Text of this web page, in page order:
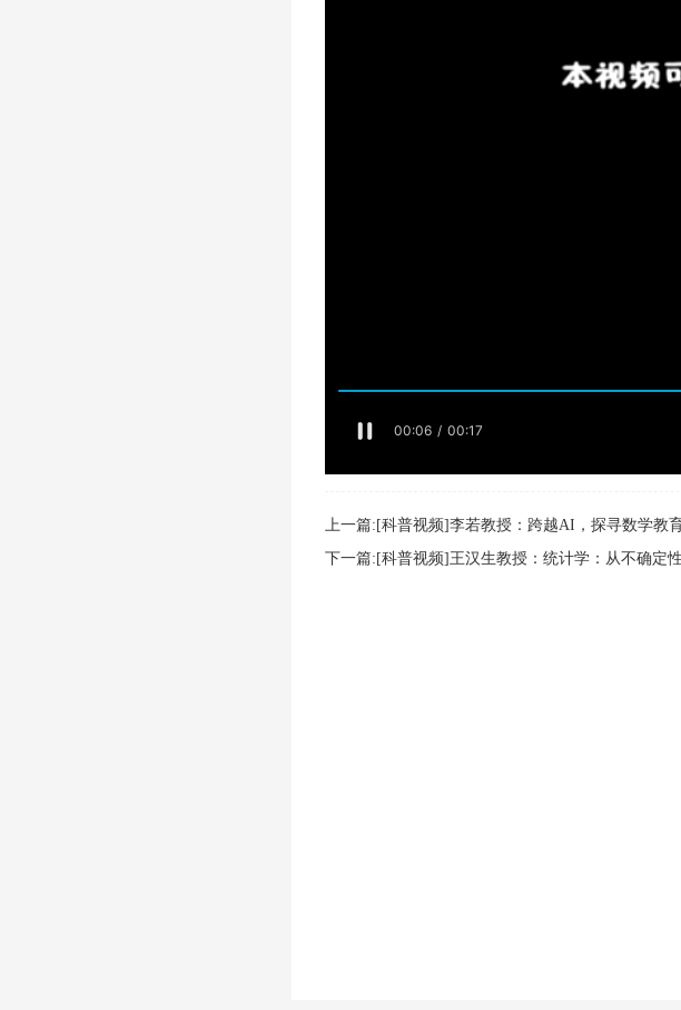
上一篇:[科普视频]李若教授：跨越AI，探寻数学教
下一篇:[科普视频]王汉生教授：统计学：从不确定